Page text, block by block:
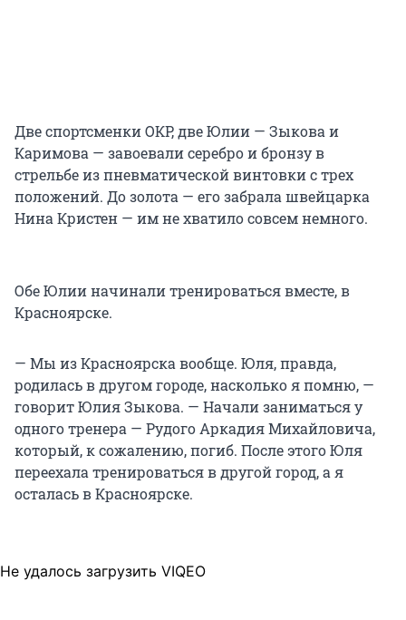
Две спортсменки ОКР, две Юлии — Зыкова и
Каримова — завоевали серебро и бронзу в
стрельбе из пневматической винтовки с трех
положений. До золота — его забрала швейцарка
Нина Кристен — им не хватило совсем немного.
Обе Юлии начинали тренироваться вместе, в
Красноярске.
— Мы из Красноярска вообще. Юля, правда,
родилась в другом городе, насколько я помню, —
говорит Юлия Зыкова. — Начали заниматься у
одного тренера — Рудого Аркадия Михайловича,
который, к сожалению, погиб. После этого Юля
переехала тренироваться в другой город, а я
осталась в Красноярске.
Не удалось загрузить VIQEO